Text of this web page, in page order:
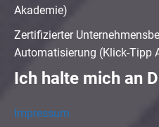
Akademie)
Zertifizierter
Automatisierung (Klick-Tipp
Ich halte mich an
Impressum